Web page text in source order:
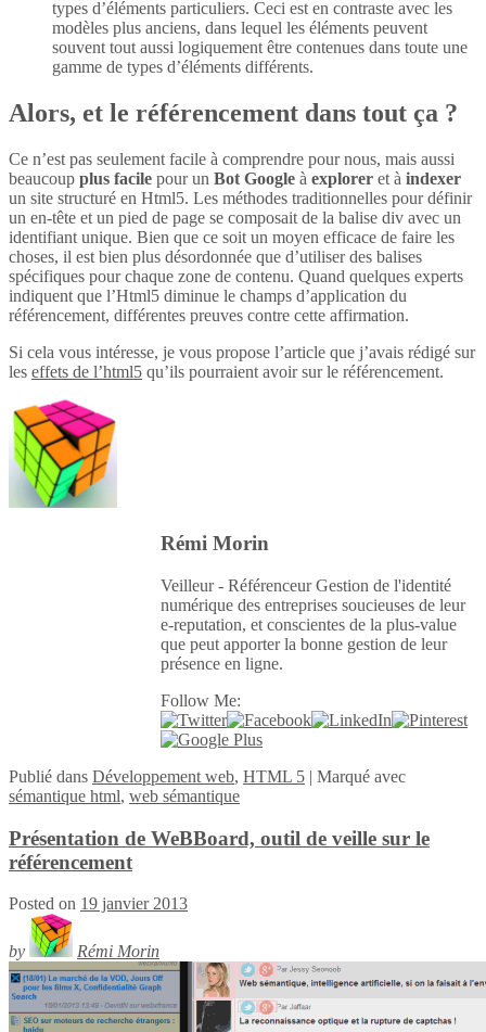
types d’éléments particuliers. Ceci est en contraste avec les
modèles plus anciens, dans lequel les éléments peuvent
souvent tout aussi logiquement être contenues dans toute une
gamme de types d’éléments différents.
Alors, et le référencement dans tout ça ?
Ce n’est pas seulement facile à comprendre pour nous, mais aussi
beaucoup plus facile pour un Bot Google à explorer et à indexer
un site structuré en Html5. Les méthodes traditionnelles pour définir
un en-tête et un pied de page se composait de la balise div avec un
identifiant unique. Bien que ce soit un moyen efficace de faire les
choses, il est bien plus désordonnée que d’utiliser des balises
spécifiques pour chaque zone de contenu. Quand quelques experts
indiquent que l’Html5 diminue le champs d’application du
référencement, différentes preuves contre cette affirmation.
Si cela vous intéresse, je vous propose l’article que j’avais rédigé sur
les effets de l’html5 qu’ils pourraient avoir sur le référencement.
Rémi Morin
Veilleur - Référenceur Gestion de l'identité
numérique des entreprises soucieuses de leur
e-reputation, et conscientes de la plus-value
que peut apporter la bonne gestion de leur
présence en ligne.
Follow Me:
Publié dans Développement web, HTML 5 | Marqué avec
sémantique html, web sémantique
Présentation de WeBBoard, outil de veille sur le
référencement
Posted on 19 janvier 2013
by Rémi Morin